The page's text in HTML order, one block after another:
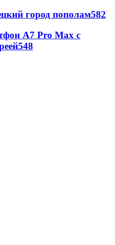
город пополам582
A7 Pro Max с
548